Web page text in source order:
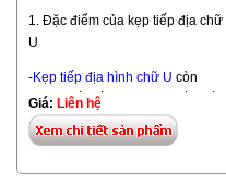
1. Đặc điểm của kẹp tiếp địa chữ
U
-Kẹp tiếp địa hình chữ U còn
được biết đến với tên gọi ốc siết
cáp đồng, có chức năng kết nối
cáp đồng với cọc tiếp địa. Số
Giá: Liên hệ